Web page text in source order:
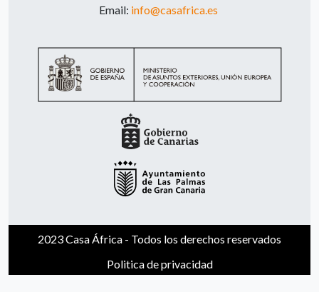
Email: info@casafrica.es
2023 Casa África - Todos los derechos reservados
Politica de privacidad